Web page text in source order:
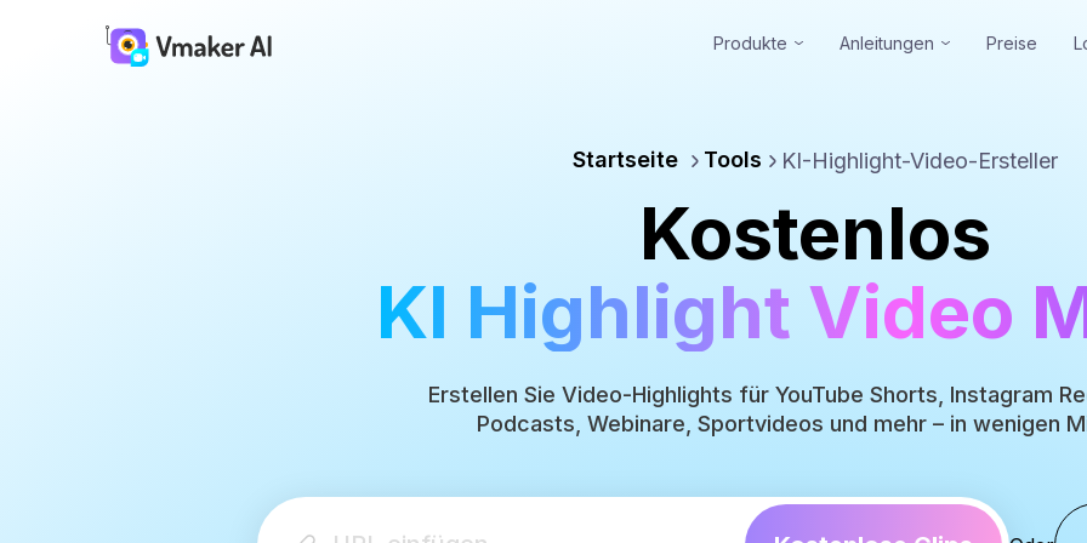
Produkte Anleitungen Preise
Startseite Tools KI-Highlight-Video-Ersteller
Kostenlos
KI Highlight Video
Erstellen Sie Video-Highlights für YouTube Shorts, Instagram
Podcasts, Webinare, Sportvideos und mehr – in wenigen